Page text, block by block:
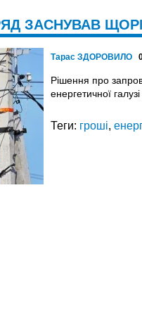
ЗАСНУВАВ
Тарас ЗДОРОВИЛО
Рішення про
енергетичної
Теги: гроші,